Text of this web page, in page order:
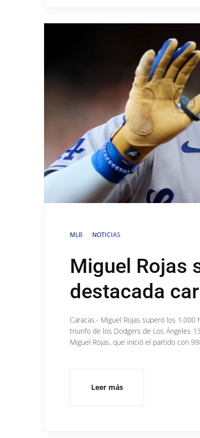
MLB NOTICIAS
Miguel Rojas
destacada
Caracas.- Miguel Rojas superó los
triunfo de los Dodgers de Los Ángeles
Miguel Rojas, que inició el partido con
Leer más